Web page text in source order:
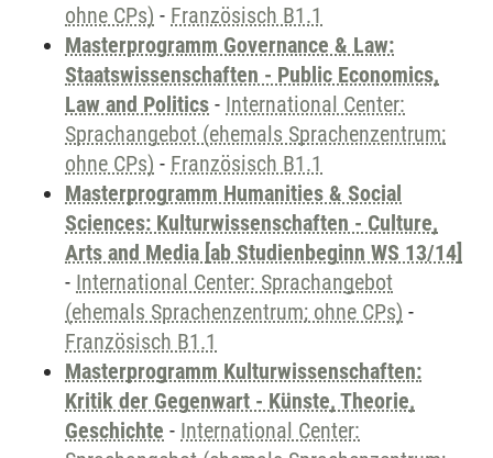
ohne CPs) - Französisch B1.1
Masterprogramm Governance & Law:
Staatswissenschaften - Public Economics,
Law and Politics - International Center:
Sprachangebot (ehemals Sprachenzentrum;
ohne CPs) - Französisch B1.1
Masterprogramm Humanities & Social
Sciences: Kulturwissenschaften - Culture,
Arts and Media [ab Studienbeginn WS 13/14]
- International Center: Sprachangebot
(ehemals Sprachenzentrum; ohne CPs) -
Französisch B1.1
Masterprogramm Kulturwissenschaften:
Kritik der Gegenwart - Künste, Theorie,
Geschichte - International Center: